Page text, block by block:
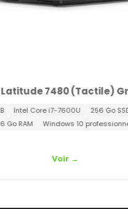
Latitude 5414
B Intel Core i5-6300U
256
8 Go RAM
Windows 10
Voir →